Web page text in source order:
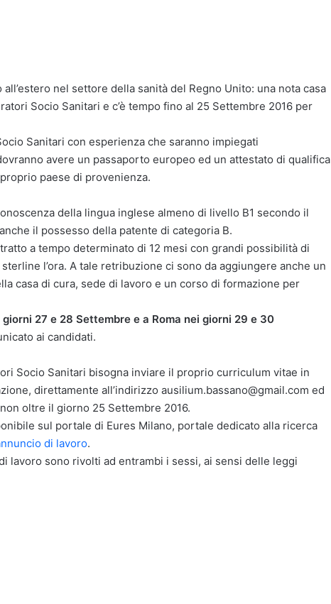
nel settore della sanità del Regno Unito: una nota casa
Socio Sanitari e c’è tempo fino al 25 Settembre 2016 per
Sanitari con esperienza che saranno impiegati
avere un passaporto europeo ed un attestato di qualifica
paese di provenienza.
della lingua inglese almeno di livello B1 secondo il
il possesso della patente di categoria B.
a tempo determinato di 12 mesi con grandi possibilità di
l’ora. A tale retribuzione ci sono da aggiungere anche un
casa di cura, sede di lavoro e un corso di formazione per
27 e 28 Settembre e a Roma nei giorni 29 e 30
ai candidati.
Socio Sanitari bisogna inviare il proprio curriculum vitae in
direttamente all’indirizzo ausilium.bassano@gmail.com ed
oltre il giorno 25 Settembre 2016.
sul portale di Eures Milano, portale dedicato alla ricerca
di lavoro.
lavoro sono rivolti ad entrambi i sessi, ai sensi delle leggi